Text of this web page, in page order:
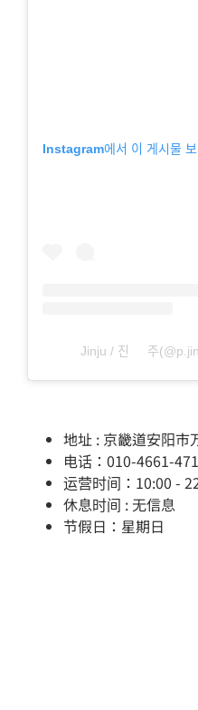
Instagram에서 이 게시물 보
Jinju / 진⠀⠀주
地址 : 京畿道安阳市
电话：010-4661-
运营时间：10:00 -
休息时间 : 无信息
节假日：星期日